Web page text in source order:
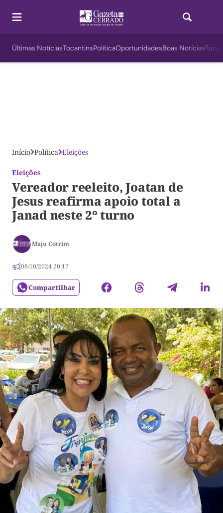
Últimas NotíciasTocantinsPolíticaOportunidadesBoas Notícias
Início Política Eleições
Eleições
Vereador reeleito, Joatan de
Jesus reafirma apoio total a
Janad neste 2º turno
Maju Cotrim
08/10/2024 20:17
Compartilhar